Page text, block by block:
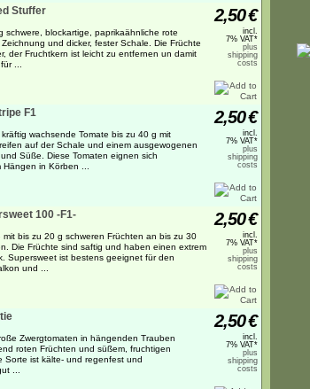
Stuffer
schwere, blockartige, paprikaähnliche rote
und dicker, fester Schale. Die Früchte
der Fruchtkern ist leicht zu entfernen un damit
...
2,50€
incl.
7% VAT*
plus
shipping
costs
F1
wachsende Tomate bis zu 40 g mit
auf der Schale und einem ausgewogenen
Süße. Diese Tomaten eignen sich
in Körben ...
2,50€
incl.
7% VAT*
plus
shipping
costs
100 -F1-
mit bis zu 20 g schweren Früchten an bis zu 30
Die Früchte sind saftig und haben einen extrem
Supersweet ist bestens geeignet für den
und ...
2,50€
incl.
7% VAT*
plus
shipping
costs
Zwergtomaten in hängenden Trauben
roten Früchten und süßem, fruchtigen
Sorte ist kälte- und regenfest und
...
2,50€
incl.
7% VAT*
plus
shipping
costs